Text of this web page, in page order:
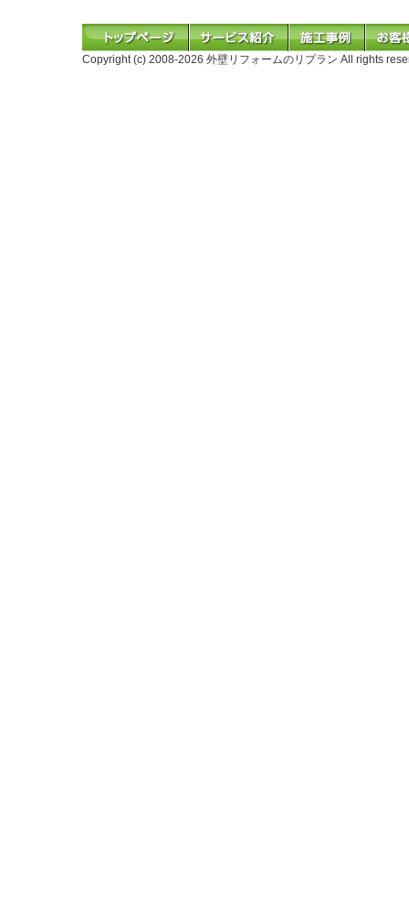
Copyright (c) 2008-2026 外壁リフォームのリプラン All rights